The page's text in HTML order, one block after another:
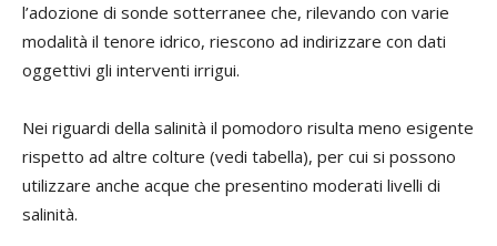
l’adozione di sonde sotterranee che, rilevando con varie
modalità il tenore idrico, riescono ad indirizzare con dati
oggettivi gli interventi irrigui.
Nei riguardi della salinità il pomodoro risulta meno esigente
rispetto ad altre colture (vedi tabella), per cui si possono
utilizzare anche acque che presentino moderati livelli di
salinità.